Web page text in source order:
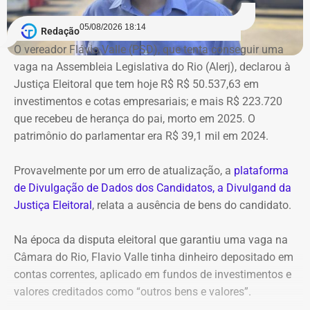
Bens declarados por André Marinho (Novo) à Justiça Eleitoral — Foto:
Reprodução/Divulgacand
Redação05/08/2026 18:14
O vereador Flávio Valle (PSD), que tenta conseguir uma
vaga na Assembleia Legislativa do Rio (Alerj), declarou à
Justiça Eleitoral que tem hoje R$ R$ 50.537,63 em
investimentos e cotas empresariais; e mais R$ 223.720
que recebeu de herança do pai, morto em 2025. O
patrimônio do parlamentar era R$ 39,1 mil em 2024.
Provavelmente por um erro de atualização, a plataforma
de Divulgação de Dados dos Candidatos, a Divulgand da
Justiça Eleitoral , relata a ausência de bens do candidato.
Na época da disputa eleitoral que garantiu uma vaga na
Câmara do Rio, Flavio Valle tinha dinheiro depositado em
contas correntes, aplicado em fundos de investimentos e
valores creditados como “outros bens e valores”.